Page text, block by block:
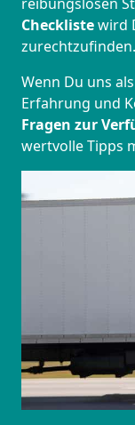
Checklistewird
zurechtzufinden.
Wenn Du uns
Erfahrung und
Fragen zur
wertvolle Tipps